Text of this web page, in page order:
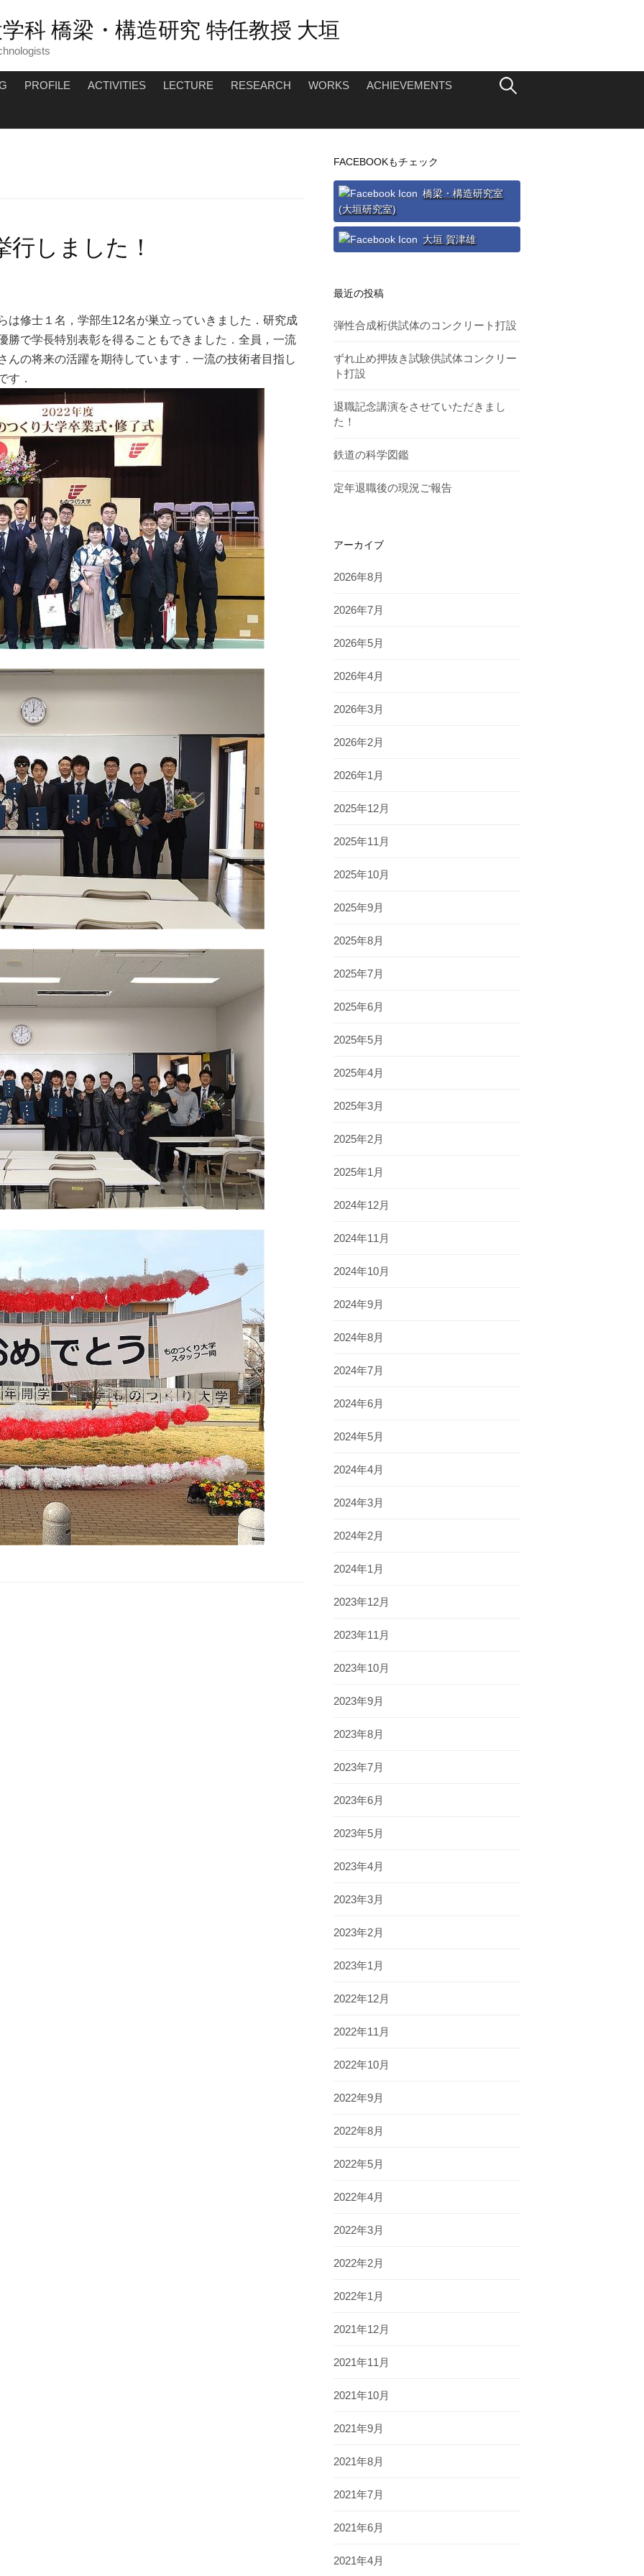
科 橋梁・構造研究 特任教授 大垣
PROFILE ACTIVITIES LECTURE RESEARCH WORKS ACHIEVEMENTS 検
行しました！
は修士１名，学部生12名が巣立っていきました．研究成
勝で学長特別表彰を得ることもできました．全員，一流
んの将来の活躍を期待しています．一流の技術者目指し
す．
FACEBOOKもチェック
橋梁・構造研究室
(大垣研究室)
大垣 賀津雄
最近の投稿
弾性合成桁供試体のコンクリート打設
ずれ止め押抜き試験供試体コンクリー
ト打設
退職記念講演をさせていただきまし
た！
鉄道の科学図鑑
定年退職後の現況ご報告
アーカイブ
2026年8月
2026年7月
2026年5月
2026年4月
2026年3月
2026年2月
2026年1月
2025年12月
2025年11月
2025年10月
2025年9月
2025年8月
2025年7月
2025年6月
2025年5月
2025年4月
2025年3月
2025年2月
2025年1月
2024年12月
2024年11月
2024年10月
2024年9月
2024年8月
2024年7月
2024年6月
2024年5月
2024年4月
2024年3月
2024年2月
2024年1月
2023年12月
2023年11月
2023年10月
2023年9月
2023年8月
2023年7月
2023年6月
2023年5月
2023年4月
2023年3月
2023年2月
2023年1月
2022年12月
2022年11月
2022年10月
2022年9月
2022年8月
2022年5月
2022年4月
2022年3月
2022年2月
2022年1月
2021年12月
2021年11月
2021年10月
2021年9月
2021年8月
2021年7月
2021年6月
2021年4月